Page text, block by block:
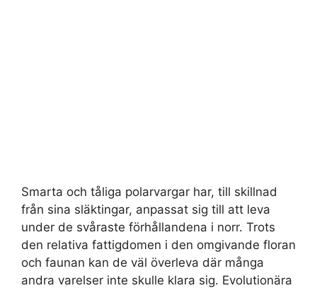
Smarta och tåliga polarvargar har, till skillnad
från sina släktingar, anpassat sig till att leva
under de svåraste förhållandena i norr. Trots
den relativa fattigdomen i den omgivande floran
och faunan kan de väl överleva där många
andra varelser inte skulle klara sig. Evolutionära